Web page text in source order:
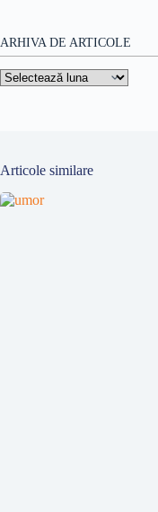
ARHIVA DE ARTICOLE
Arhiva
de
Articole similare